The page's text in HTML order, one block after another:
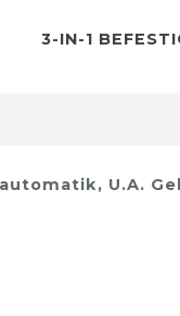
3-IN-1
U.a.